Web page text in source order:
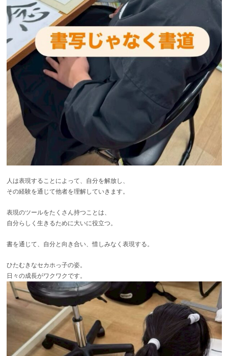
人は表現することによって、自分を解放し、
その経験を通じて他者を理解していきます。
表現のツールをたくさん持つことは、
自分らしく生きるために大いに役立つ。
書を通じて、自分と向き合い、惜しみなく表現する。
ひたむきなセカホっ子の姿。
日々の成長がワクワクです。